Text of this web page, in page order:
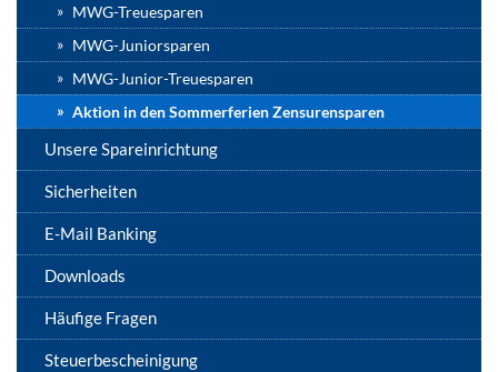
MWG-Treuesparen
MWG-Juniorsparen
MWG-Junior-Treuesparen
Aktion in den Sommerferien Zensurensparen
Unsere Spareinrichtung
Sicherheiten
E-Mail Banking
Downloads
Häufige Fragen
Steuerbescheinigung